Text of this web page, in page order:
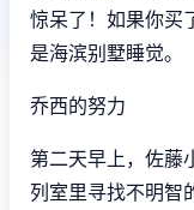
惊呆了！如果你买
是海滨别墅睡觉。
乔西的努力
第二天早上，佐藤
列室里寻找不明智